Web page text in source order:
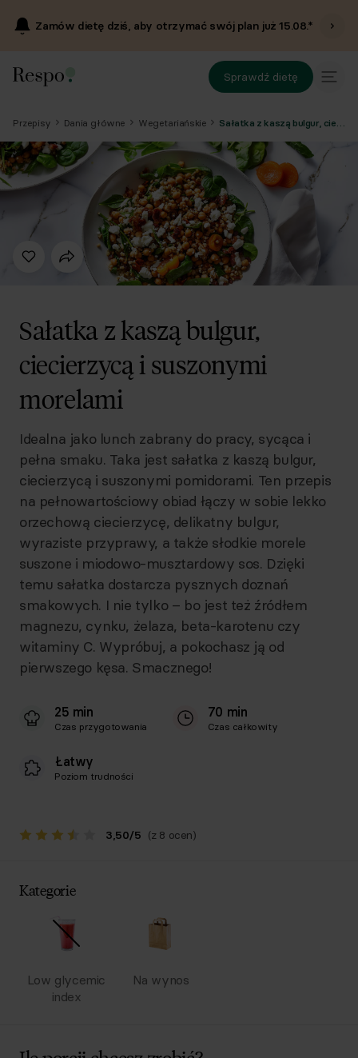
Zamów dietę dziś, aby otrzymać swój plan już15.08.*
Sprawdź dietę
Przepisy Dania główne Wegetariańskie
Sałatka z kaszą bulgur,
ciecierzycą i suszonymi
morelami
Idealna jako lunch zabrany do pracy, sycąca i
pełna smaku. Taka jest sałatka z kaszą bulgur,
ciecierzycą i suszonymi pomidorami. Ten przepis
na pełnowartościowy obiad łączy w sobie lekko
orzechową ciecierzycę, delikatny bulgur,
wyraziste przyprawy, a także słodkie morele
suszone i miodowo-musztardowy sos. Dzięki
temu sałatka dostarcza pysznych doznań
smakowych. I nie tylko – bo jest też źródłem
magnezu, cynku, żelaza, beta-karotenu czy
witaminy C. Wypróbuj, a pokochasz ją od
pierwszego kęsa. Smacznego!
25 min
Czas przygotowania
70 min
Czas całkowity
Łatwy
Poziom trudności
3,50/5 (z 8 ocen)
Kategorie
Low glycemic
index
Na wynos